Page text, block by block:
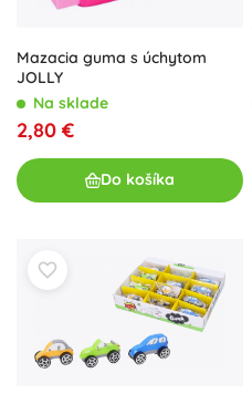
Mazacia guma s úchytom
JOLLY
Na sklade
2,80 €
Do košíka